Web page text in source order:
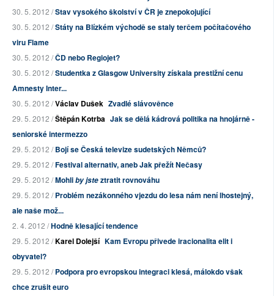
30. 5. 2012 /Stav vysokého školství v ČR je znepokojující
30. 5. 2012 /Státy na Blízkém východě se staly terčem počítačového
viru Flame
30. 5. 2012 /ČD nebo Regiojet?
30. 5. 2012 /Studentka z Glasgow University získala prestižní cenu
Amnesty Inter...
30. 5. 2012 /Václav Dušek Zvadlé slávověnce
29. 5. 2012 /Štěpán Kotrba Jak se dělá kádrová politika na hnojárně -
seniorské intermezzo
29. 5. 2012 /Bojí se Česká televize sudetských Němců?
29. 5. 2012 /Festival alternativ, aneb Jak přežít Nečasy
29. 5. 2012 /Mohliby jsteztratit rovnováhu
29. 5. 2012 /Problém nezákonného vjezdu do lesa nám není lhostejný,
ale naše mož...
2. 4. 2012 /Hodně klesající tendence
29. 5. 2012 /Karel Dolejší Kam Evropu přivede iracionalita elit i
obyvatel?
29. 5. 2012 /Podpora pro evropskou integraci klesá, málokdo však
chce zrušit euro